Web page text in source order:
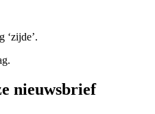
‘zijde’.
nieuwsbrief